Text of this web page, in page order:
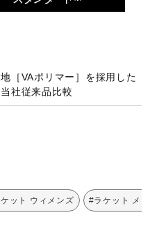
［VAポリマー］を採用した
社従来品比較
ット ウィメンズ #ラケット メ